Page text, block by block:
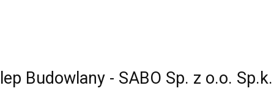
Budowlany - SABO Sp. z o.o. Sp.k.